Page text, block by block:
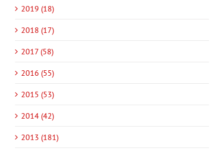
2019 (18)
2018 (17)
2017 (58)
2016 (55)
2015 (53)
2014 (42)
2013 (181)